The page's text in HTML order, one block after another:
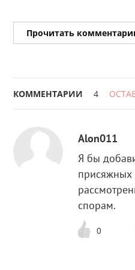
Прочитать
КОММЕНТАРИИ 4
Alon011
Я бы
присяжных
спорам.
0